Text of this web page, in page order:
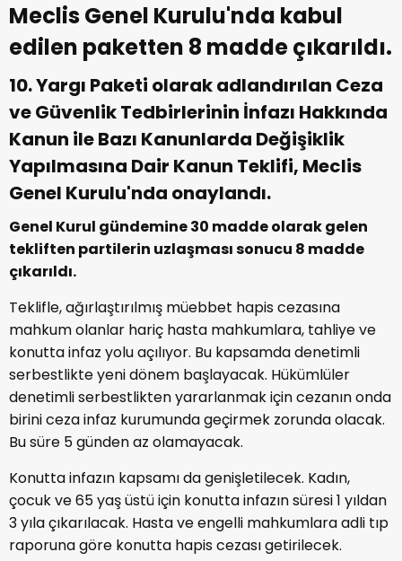
Meclis Genel Kurulu'nda kabul
edilen paketten 8 madde çıkarıldı.
10. Yargı Paketi olarak adlandırılan Ceza
ve Güvenlik Tedbirlerinin İnfazı Hakkında
Kanun ile Bazı Kanunlarda Değişiklik
Yapılmasına Dair Kanun Teklifi, Meclis
Genel Kurulu'nda onaylandı.
Genel Kurul gündemine 30 madde olarak gelen
tekliften partilerin uzlaşması sonucu 8 madde
çıkarıldı.
Teklifle, ağırlaştırılmış müebbet hapis cezasına
mahkum olanlar hariç hasta mahkumlara, tahliye ve
konutta infaz yolu açılıyor. Bu kapsamda denetimli
serbestlikte yeni dönem başlayacak. Hükümlüler
denetimli serbestlikten yararlanmak için cezanın onda
birini ceza infaz kurumunda geçirmek zorunda olacak.
Bu süre 5 günden az olamayacak.
Konutta infazın kapsamı da genişletilecek. Kadın,
çocuk ve 65 yaş üstü için konutta infazın süresi 1 yıldan
3 yıla çıkarılacak. Hasta ve engelli mahkumlara adli tıp
raporuna göre konutta hapis cezası getirilecek.